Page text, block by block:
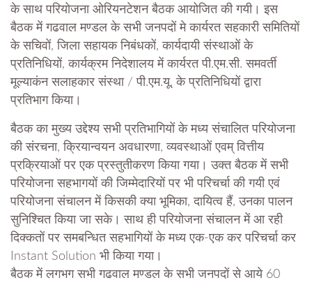
के साथ परियोजना ओरियनटेशन बैठक आयोजित की गयी। इस
बैठक में गढवाल मण्डल के सभी जनपदों मे कार्यरत सहकारी समितियों
के सचिवों, जिला सहायक निबंधकों, कार्यदायी संस्थाओं के
प्रतिनिधियों, कार्यक्रम निदेशालय में कार्यरत पी.एम.सी. समवर्ती
मूल्याकंन सलाहकार संस्था / पी.एम.यू. के प्रतिनिधियों द्वारा
प्रतिभाग किया।
बैठक का मुख्य उद्देश्य सभी प्रतिभागियों के मध्य संचालित परियोजना
की संरचना, क्रियान्वयन अवधारणा, व्यवस्थाओं एवम् वित्तीय
प्रक्रियाओं पर एक प्रस्तुतीकरण किया गया। उक्त बैठक में सभी
परियोजना सहभागयों की जिम्मेदारियों पर भी परिचर्चा की गयी एवं
परियोजना संचालन में किसकी क्या भूमिका, दायित्व हैं, उनका पालन
सुनिश्चित किया जा सके। साथ ही परियोजना संचालन में आ रही
दिक्कतों पर समबन्धित सहभागियों के मध्य एक-एक कर परिचर्चा कर
Instant Solution भी किया गया।
बैठक में लगभग सभी गढवाल मण्डल के सभी जनपदों से आये 60